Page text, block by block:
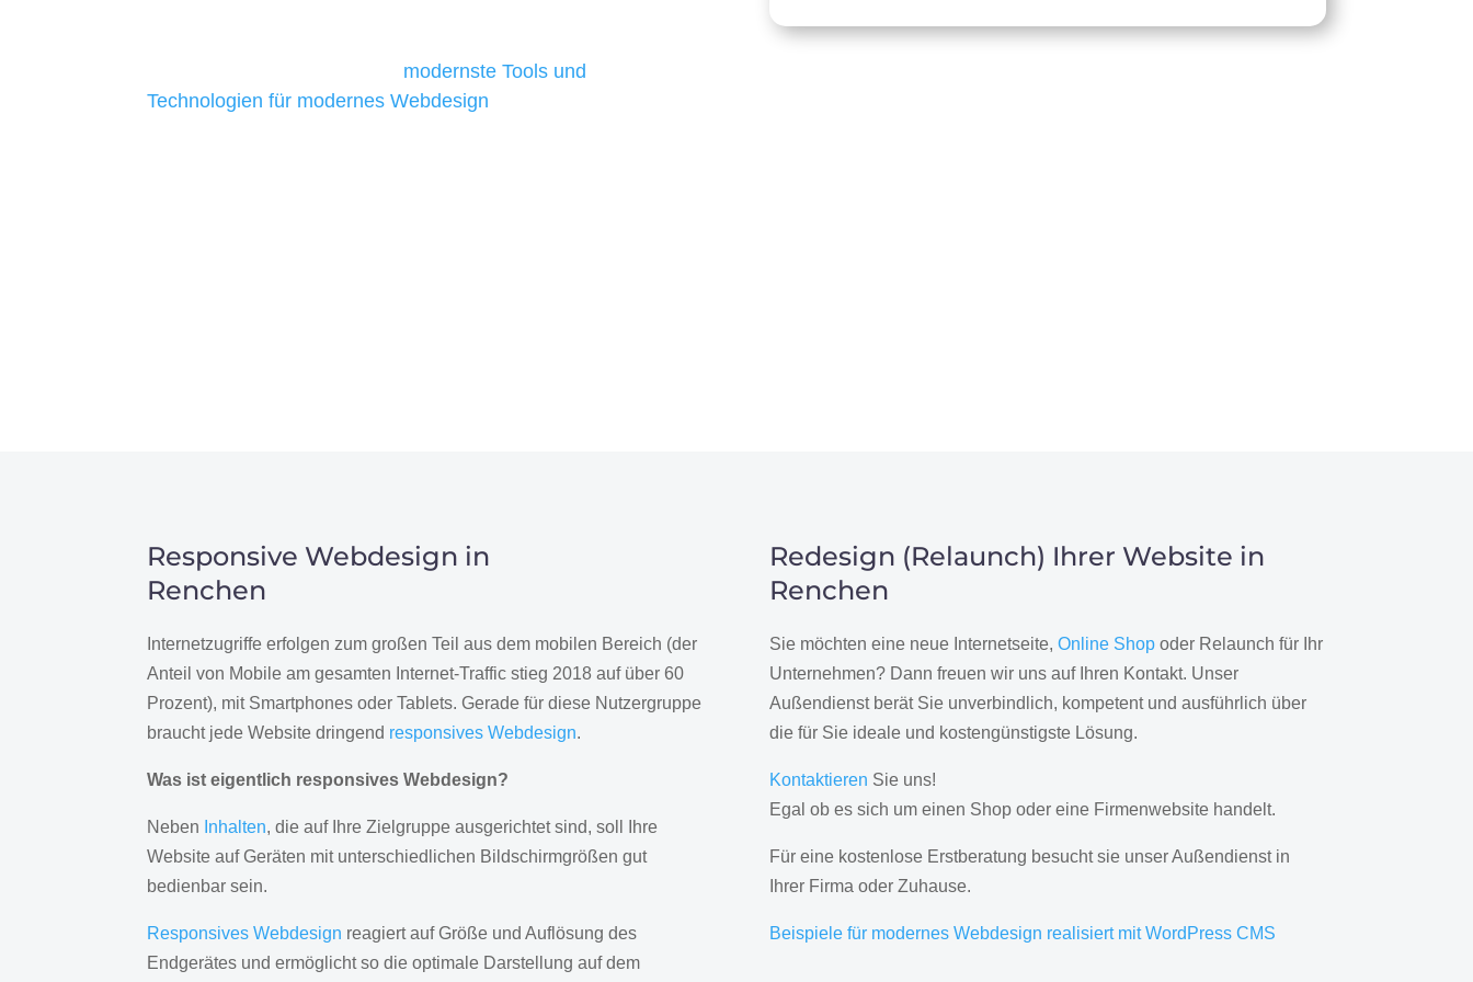
modernste Tools und
Technologien für modernes Webdesign
Responsive Webdesign in
Renchen
Internetzugriffe erfolgen zum großen Teil aus dem mobilen Bereich (der
Anteil von Mobile am gesamten Internet-Traffic stieg 2018 auf über 60
Prozent), mit Smartphones oder Tablets. Gerade für diese Nutzergruppe
braucht jede Website dringend responsives Webdesign.
Was ist eigentlich responsives Webdesign?
Neben Inhalten, die auf Ihre Zielgruppe ausgerichtet sind, soll Ihre
Website auf Geräten mit unterschiedlichen Bildschirmgrößen gut
bedienbar sein.
Responsives Webdesign reagiert auf Größe und Auflösung des
Endgerätes und ermöglicht so die optimale Darstellung auf dem
Redesign (Relaunch) Ihrer Website in
Renchen
Sie möchten eine neue Internetseite, Online Shopoder Relaunch für Ihr
Unternehmen? Dann freuen wir uns auf Ihren Kontakt. Unser
Außendienst berät Sie unverbindlich, kompetent und ausführlich über
die für Sie ideale und kostengünstigste Lösung.
Kontaktieren Sie uns!
Egal ob es sich um einen Shop oder eine Firmenwebsite handelt.
Für eine kostenlose Erstberatung besucht sie unser Außendienst in
Ihrer Firma oder Zuhause.
Beispiele für modernes Webdesign realisiert mit WordPress CMS